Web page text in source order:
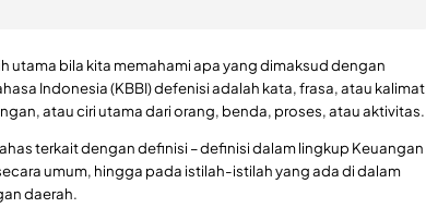
utama bila kita memahami apa yang dimaksud dengan
Indonesia (KBBI) defenisi adalah kata, frasa, atau kalimat
atau ciri utama dari orang, benda, proses, atau aktivitas.
terkait dengan definisi – definisi dalam lingkup Keuangan
umum, hingga pada istilah-istilah yang ada di dalam
daerah.